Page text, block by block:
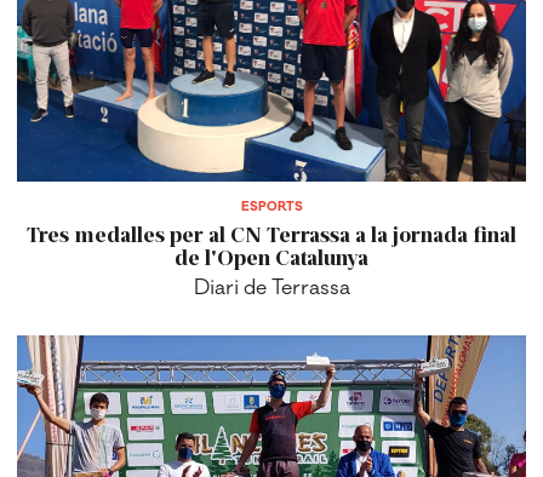
ESPORTS
Tres medalles per al CN Terrassa a la jornada final
de l'Open Catalunya
Diari de Terrassa